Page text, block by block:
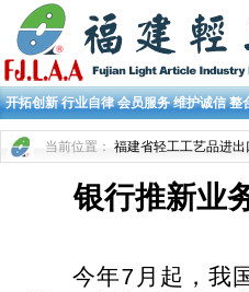
开拓创新 行业自律 会员服务 维护诚信 整
当前位置： 福建省轻工工艺品进出
银行推新业
今年7月起，我国